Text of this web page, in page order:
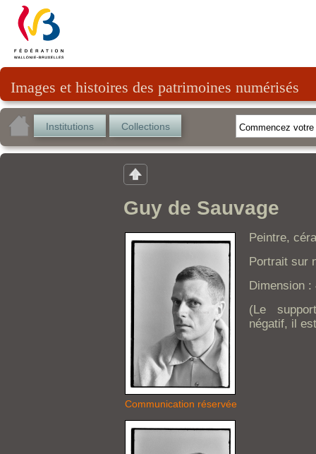
Images et histoires des patrimoines numérisés
Institutions Collections
Guy de Sauvage
Communication réservée
Peintre,
Portrait sur
Dimension
(Le
négatif, il